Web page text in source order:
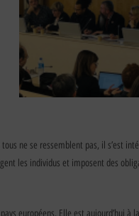
ne se ressemblent pas, il s’est
les individus et imposent des